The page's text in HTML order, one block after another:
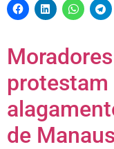
de Manaus